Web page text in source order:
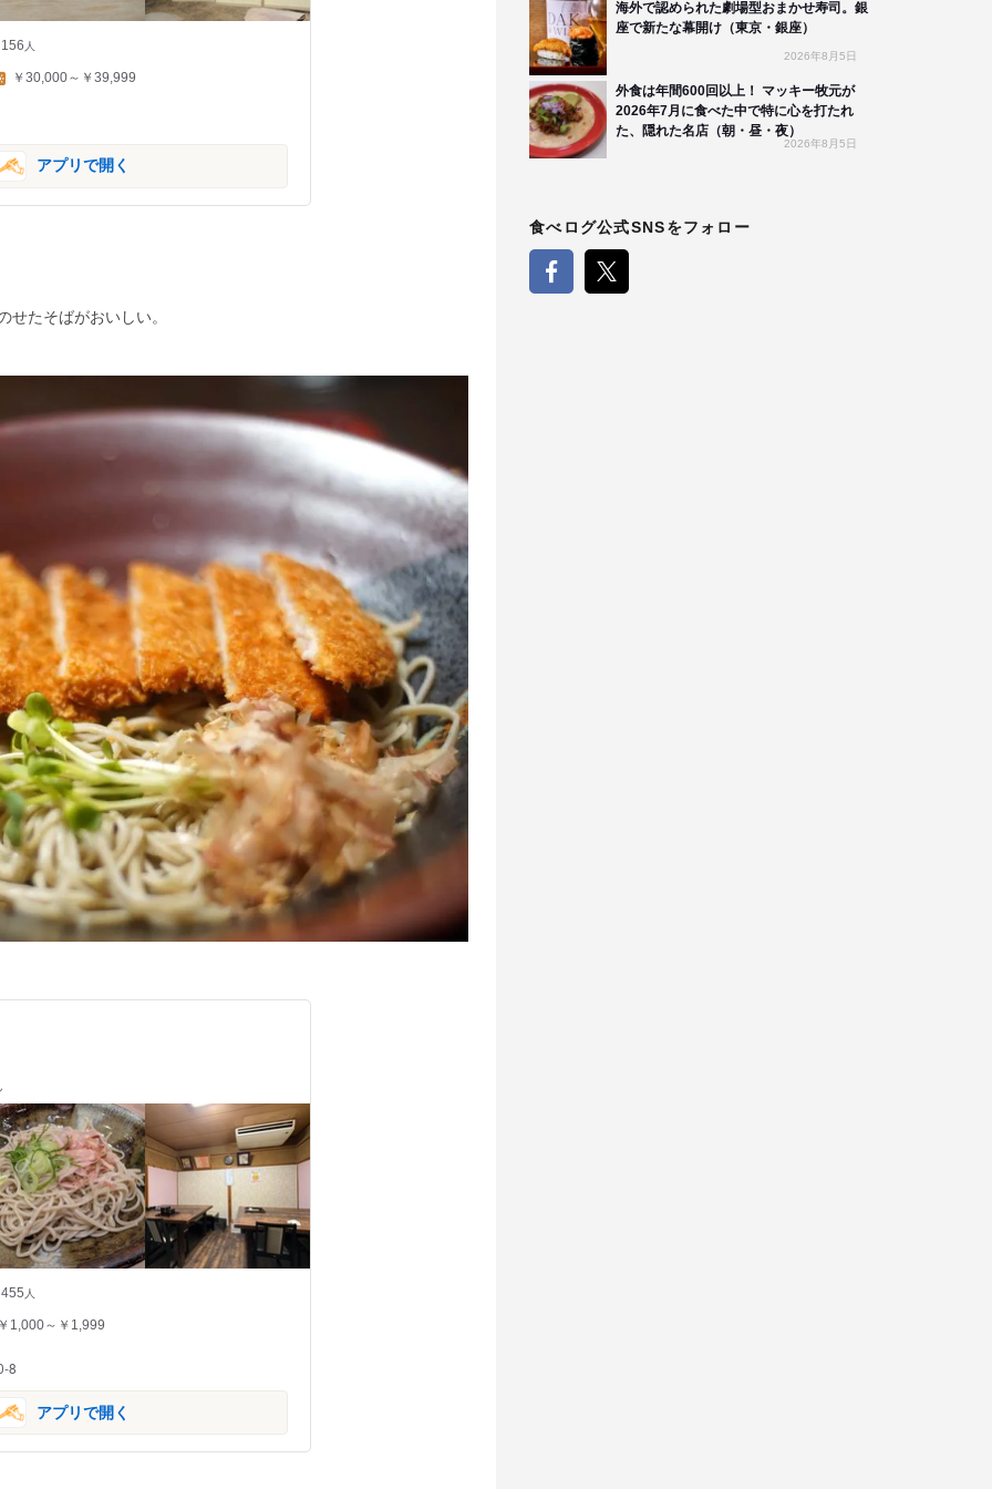
156 人
￥30,000～￥39,999
アプリで開く
たそばがおいしい。
455 人
1,000～￥1,999
8
アプリで開く
海外で認められた劇場型おまかせ寿司。銀
座で新たな幕開け（東京・銀座）
2026年8月5日
外食は年間600回以上！ マッキー牧元が
2026年7月に食べた中で特に心を打たれ
た、隠れた名店（朝・昼・夜）
2026年8月5日
食べログ公式SNSをフォロー